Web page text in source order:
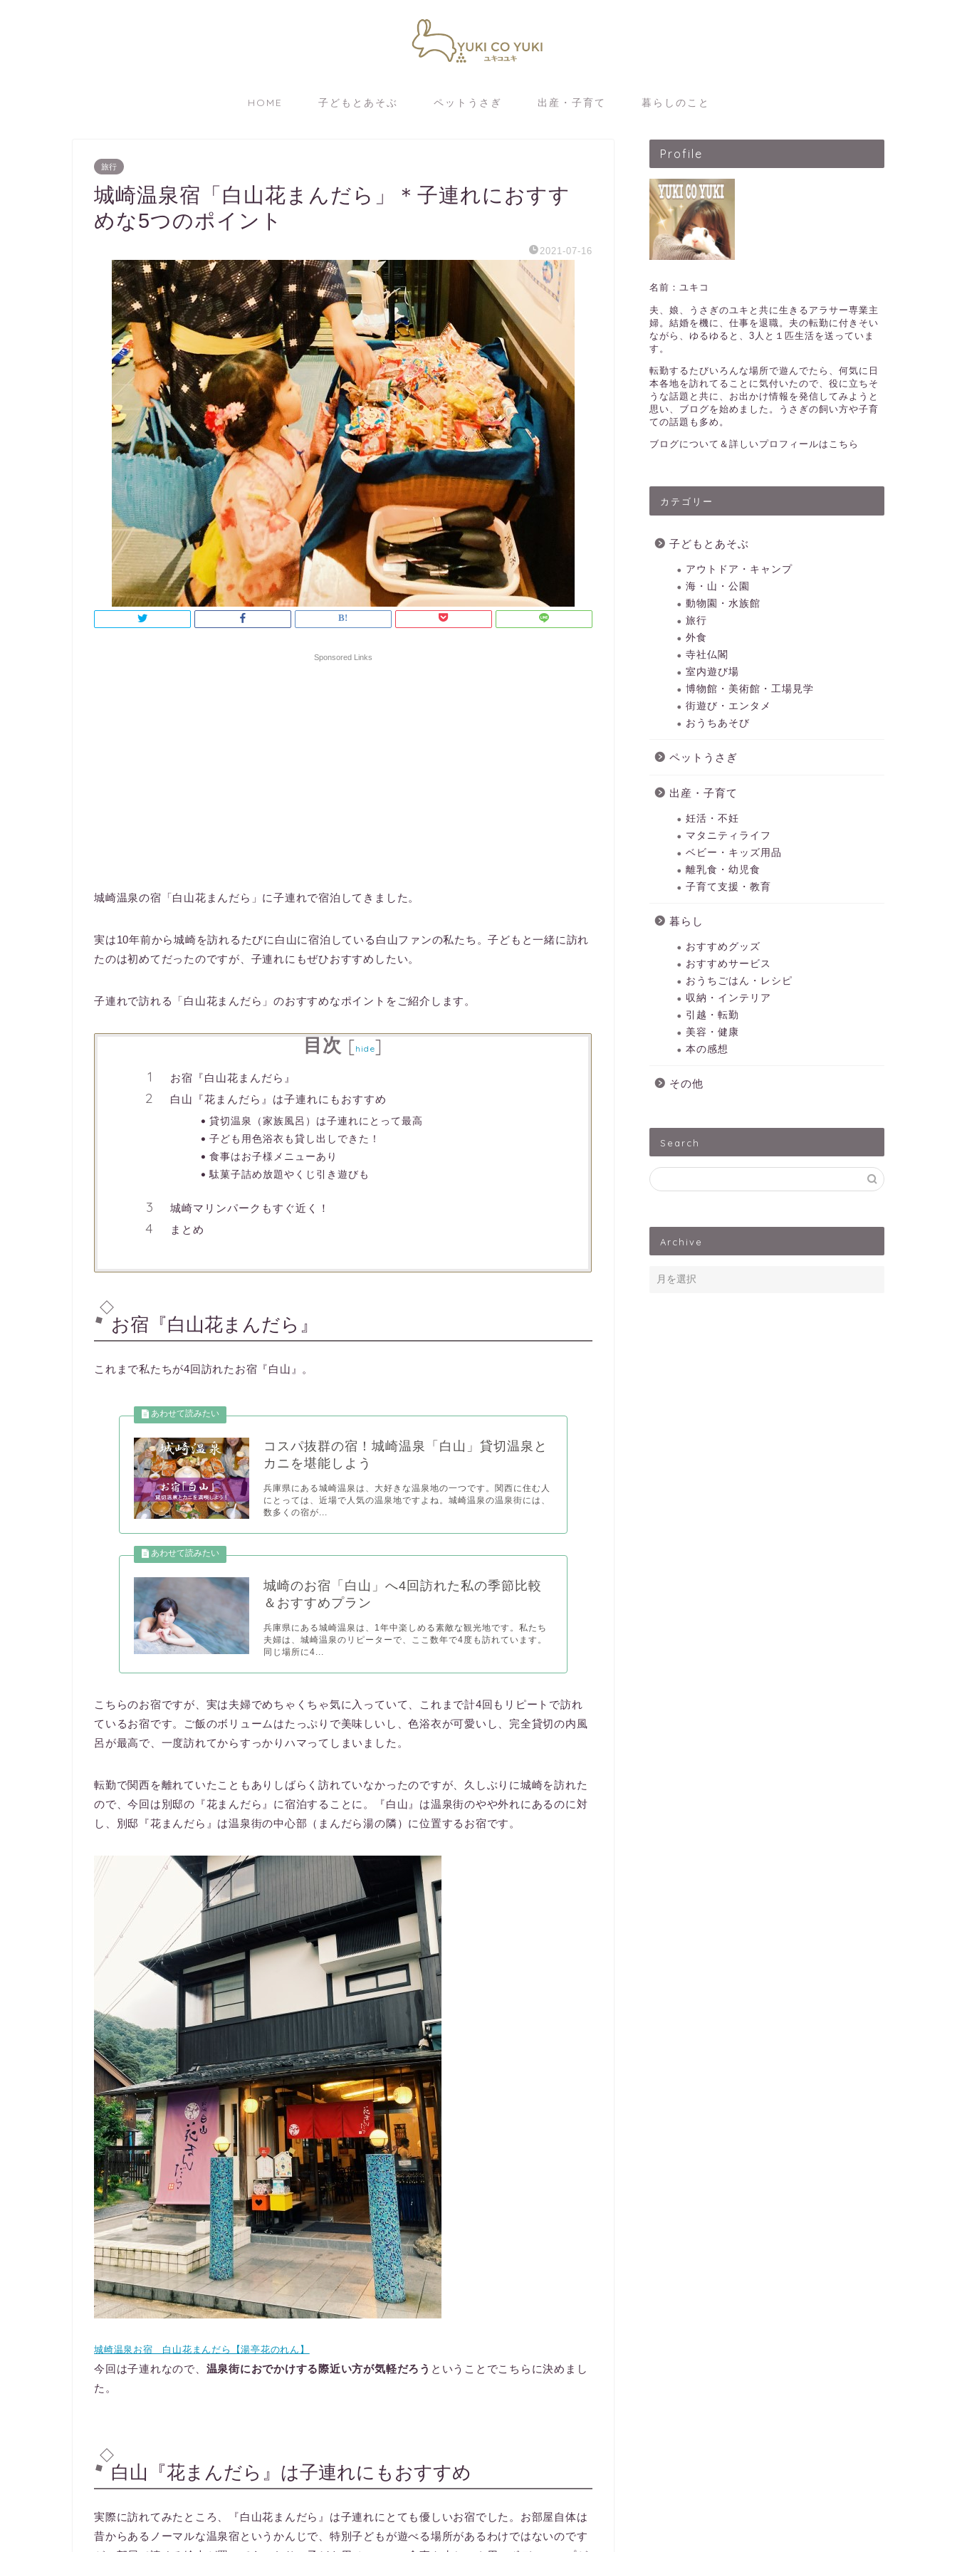
HOME 子どもとあそぶ ペットうさぎ 出産・子育て 暮らしのこと
旅行
城崎温泉宿「白山花まんだら」＊子連れにおすす
めな5つのポイント
2021-07-16
Sponsored Links
城崎温泉の宿「白山花まんだら」に子連れで宿泊してきました。
実は10年前から城崎を訪れるたびに白山に宿泊している白山ファンの私たち。子どもと一緒に訪れ
たのは初めてだったのですが、子連れにもぜひおすすめしたい。
子連れで訪れる「白山花まんだら」のおすすめなポイントをご紹介します。
目次 [hide]
お宿『白山花まんだら』
白山『花まんだら』は子連れにもおすすめ
貸切温泉（家族風呂）は子連れにとって最高
子ども用色浴衣も貸し出しできた！
食事はお子様メニューあり
駄菓子詰め放題やくじ引き遊びも
城崎マリンパークもすぐ近く！
まとめ
お宿『白山花まんだら』
これまで私たちが4回訪れたお宿『白山』。
コスパ抜群の宿！城崎温泉「白山」貸切温泉と
カニを堪能しよう
兵庫県にある城崎温泉は、大好きな温泉地の一つです。関西に住む人
にとっては、近場で人気の温泉地ですよね。城崎温泉の温泉街には、
数多くの宿が...
城崎のお宿「白山」へ4回訪れた私の季節比較
＆おすすめプラン
兵庫県にある城崎温泉は、1年中楽しめる素敵な観光地です。私たち
夫婦は、城崎温泉のリピーターで、ここ数年で4度も訪れています。
同じ場所に4...
こちらのお宿ですが、実は夫婦でめちゃくちゃ気に入っていて、これまで計4回もリピートで訪れ
ているお宿です。ご飯のボリュームはたっぷりで美味しいし、色浴衣が可愛いし、完全貸切の内風
呂が最高で、一度訪れてからすっかりハマってしまいました。
転勤で関西を離れていたこともありしばらく訪れていなかったのですが、久しぶりに城崎を訪れた
ので、今回は別邸の『花まんだら』に宿泊することに。『白山』は温泉街のやや外れにあるのに対
し、別邸『花まんだら』は温泉街の中心部（まんだら湯の隣）に位置するお宿です。
城崎温泉お宿 白山花まんだら【湯亭花のれん】
今回は子連れなので、 温泉街におでかけする際近い方が気軽だろう ということでこちらに決めまし
た。
白山『花まんだら』は子連れにもおすすめ
実際に訪れてみたところ、『白山花まんだら』は子連れにとても優しいお宿でした。お部屋自体は
昔からあるノーマルな温泉宿というかんじで、特別子どもが遊べる場所があるわけではないのです
Profile
名前：ユキコ
夫、娘、うさぎのユキと共に生きるアラサー専業主
婦。結婚を機に、仕事を退職。夫の転勤に付きそい
ながら、ゆるゆると、3人と１匹生活を送っていま
す。
転勤するたびいろんな場所で遊んでたら、何気に日
本各地を訪れてることに気付いたので、役に立ちそ
うな話題と共に、お出かけ情報を発信してみようと
思い、ブログを始めました。うさぎの飼い方や子育
ての話題も多め。
ブログについて＆詳しいプロフィールはこちら
カテゴリー
子どもとあそぶ
アウトドア・キャンプ
海・山・公園
動物園・水族館
旅行
外食
寺社仏閣
室内遊び場
博物館・美術館・工場見学
街遊び・エンタメ
おうちあそび
ペットうさぎ
出産・子育て
妊活・不妊
マタニティライフ
ベビー・キッズ用品
離乳食・幼児食
子育て支援・教育
暮らし
おすすめグッズ
おすすめサービス
おうちごはん・レシピ
収納・インテリア
引越・転勤
美容・健康
本の感想
その他
Search
Archive